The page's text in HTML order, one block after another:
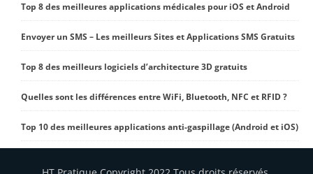
Top 8 des meilleures applications médicales pour iOS et Android
Envoyer un SMS – Les meilleurs Sites et Applications SMS Gratuits
Top 8 des meilleurs logiciels d’architecture 3D gratuits
Quelles sont les différences entre WiFi, Bluetooth, NFC et RFID ?
Top 10 des meilleures applications anti-gaspillage (Android et iOS)